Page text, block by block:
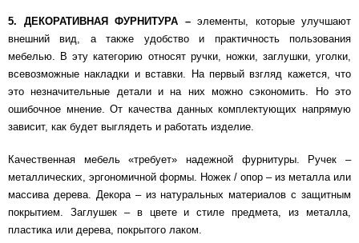
5. ДЕКОРАТИВНАЯ ФУРНИТУРА –элементы, которые улучшают
внешний вид, а также удобство и практичность пользования
мебелью. В эту категорию относят ручки, ножки, заглушки, уголки,
всевозможные накладки и вставки. На первый взгляд кажется, что
это незначительные детали и на них можно сэкономить. Но это
ошибочное мнение. От качества данных комплектующих напрямую
зависит, как будет выглядеть и работать изделие.
Качественная мебель «требует» надежной фурнитуры. Ручек –
металлических, эргономичной формы. Ножек / опор – из металла или
массива дерева. Декора – из натуральных материалов с защитным
покрытием. Заглушек – в цвете и стиле предмета, из металла,
пластика или дерева, покрытого лаком.